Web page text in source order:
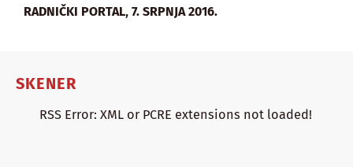
RADNIČKI PORTAL, 7. SRPNJA 2016.
SKENER
RSS Error: XML or PCRE extensions not loaded!